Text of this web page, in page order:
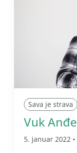
Sava je strava
Vuk
5. januar 2022 •